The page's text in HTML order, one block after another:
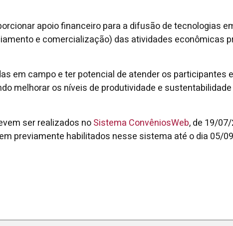
apoio financeiro para a difusão de tecnologias
e comercialização) das atividades econômicas
em campo e ter potencial de atender os participantes
melhorar os níveis de produtividade e
ser realizados noSistema ConvêniosWeb, de 19/
previamente habilitados nesse sistema até o dia 05/